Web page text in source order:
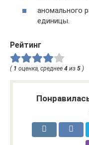
аномального
единицы.
Рейтинг
( 1 оценка, среднее 4 из 5 )